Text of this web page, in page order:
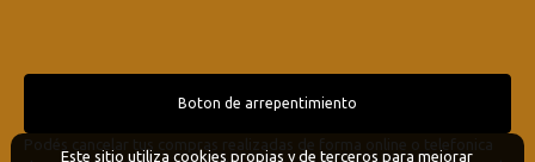
Boton de arrepentimiento
Este sitio utiliza cookies propias y de terceros para mejorar